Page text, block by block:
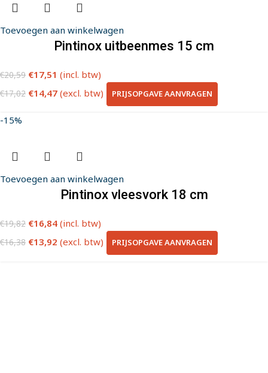
Toevoegen aan winkelwagen
Pintinox uitbeenmes 15 cm
€20,59 €17,51 (incl. btw)
€17,02 €14,47 (excl. btw) PRIJSOPGAVE AANVRAGEN
-15%
Toevoegen aan winkelwagen
Pintinox vleesvork 18 cm
€19,82 €16,84 (incl. btw)
€16,38 €13,92 (excl. btw) PRIJSOPGAVE AANVRAGEN